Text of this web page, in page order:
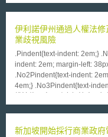
取得他人同意，若未取得他
用，則原著作之著作權利人
著作權利。 壹、著作權合理使用之規定 著作權合理使用係限縮原著作
人主張著作權利的範疇，所
利用人並非再任何情況下都
規定。著作的利用是否符合
44條至第63條[4]規定或其他
65條[5]規定作為判斷的基準
意即可單獨就第65條之規定
斷合理使用的基準包含1.利
育目的。2.著作之性質。3.所
義，即使後使用者先進行註
Force」之商標權應歸屬於
Force」申請商標做為一般的
1995年至2005年間六次申請
標，但政府立場並未特別反對。 美國國防部(簡稱：DOD)針對商
使用，於商標許可指南（
美國軍隊徽章及標緻之使用
後，美國海軍陸戰隊開始向
對於與Netflix可能存有商標爭
伊利諾伊州通過人權法
業歧視風險
.Pindent{text-indent: 2em;}
indent: 2em; margin-left:
.No2Pindent{text-indent:
4em;} .No3Pindent{text-indent: 2em;
科技法律研究所 2024年12月09日 伊利諾伊州人權法修正案（Amendment
過，成為繼科羅拉多州人工
新加坡開始採行商業政